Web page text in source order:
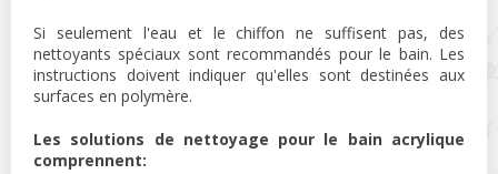
Si seulement l'eau et le chiffon ne suffisent pas, des
nettoyants spéciaux sont recommandés pour le bain. Les
instructions doivent indiquer qu'elles sont destinées aux
surfaces en polymère.
Les solutions de nettoyage pour le bain acrylique
comprennent: